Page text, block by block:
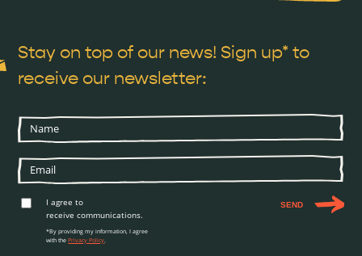
Stay on top of our news! Sign up* to
receive our newsletter:
I agree to
receive communications.
*By providing my information, I agree
with thePrivacy Policy.
SEND